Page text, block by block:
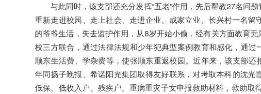
与此同时，该支部还充分发挥“五老”作用，先后帮教27名问
重新走进校园、走上社会、走进企业、成家立业。长兴村一名留
的爷爷生活，失去监护作用，从8岁开始小偷，经有关方面教育
校三方联合，通过法律法规和少年犯典型案例教育和感化，通
顺东生活费、学杂费等，使张顺东重返校园。近年来，该支部
年同扬子晚报、希诺阳光集团取得友好联系，对考取本科的沈光
低保、低收入户、残疾户、重病重灾子女申报救助材料，救助取